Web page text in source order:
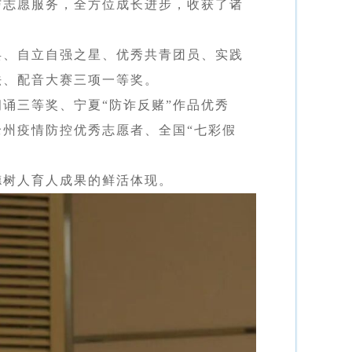
愿服务，全方位成长进步，收获了诸
自立自强之星、优秀共青团员、实践
配音大赛三项一等奖。
三等奖、宁夏“防诈反赌”作品优秀
疫情防控优秀志愿者、全国“七彩假
人育人成果的鲜活体现。